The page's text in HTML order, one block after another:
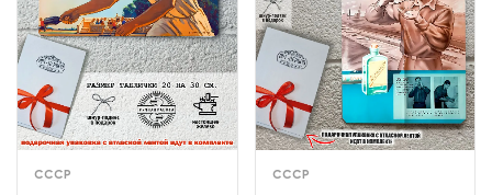
СССР СССР